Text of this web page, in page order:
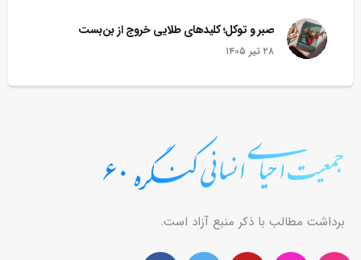
صبر و توکل؛ کلیدهای طلایی خروج از بن‌بست
۲۸ تير ۱۴۰۵
برداشت مطالب با ذکر منبع آزاد است.